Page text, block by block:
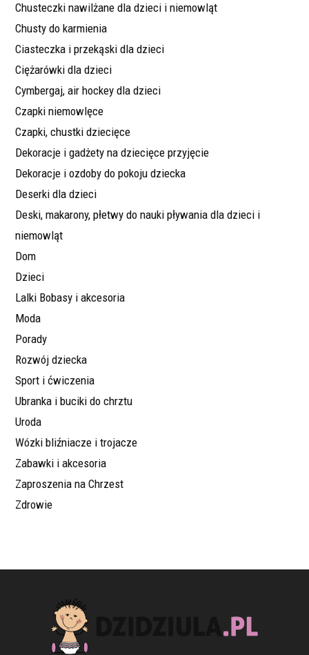
Chusteczki nawilżane dla dzieci i niemowląt
Chusty do karmienia
Ciasteczka i przekąski dla dzieci
Ciężarówki dla dzieci
Cymbergaj, air hockey dla dzieci
Czapki niemowlęce
Czapki, chustki dziecięce
Dekoracje i gadżety na dziecięce przyjęcie
Dekoracje i ozdoby do pokoju dziecka
Deserki dla dzieci
Deski, makarony, płetwy do nauki pływania dla dzieci i
niemowląt
Dom
Dzieci
Lalki Bobasy i akcesoria
Moda
Porady
Rozwój dziecka
Sport i ćwiczenia
Ubranka i buciki do chrztu
Uroda
Wózki bliźniacze i trojacze
Zabawki i akcesoria
Zaproszenia na Chrzest
Zdrowie